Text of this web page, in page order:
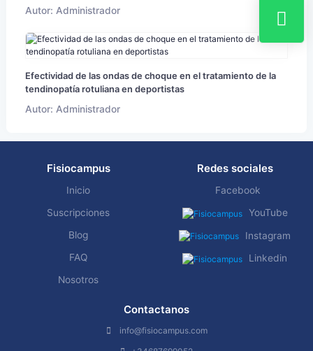
Autor: Administrador
Efectividad de las ondas de choque en el tratamiento de la
tendinopatía rotuliana en deportistas
Autor: Administrador
Fisiocampus
Inicio
Suscripciones
Blog
FAQ
Nosotros
Redes sociales
Facebook
YouTube
Instagram
Linkedin
Contactanos
info@fisiocampus.com